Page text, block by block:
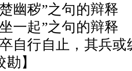
幽秽”之句的辩释
一起”之句的辩释
自行自止，其兵或
】